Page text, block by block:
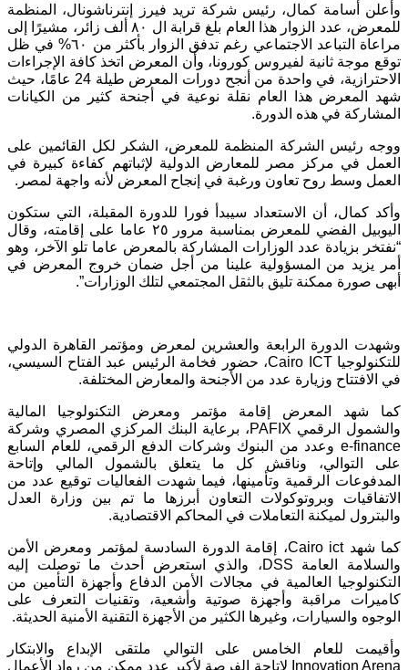
وأعلن أسامة كمال، رئيس شركة تريد فيرز إنترناشونال، المنظمة
للمعرض، عدد الزوار هذا العام بلغ قرابة ال ٨٠ ألف زائر، مشيرًا إلى
مراعاة التباعد الاجتماعي رغم تدفق الزوار بأكثر من ٦٠% في ظل
توقع موجة ثانية لفيروس كورونا، وأن المعرض اتخذ كافة الإجراءات
الاحترازية، في واحدة من أنجح دورات المعرض طيلة 24 عامًا، حيث
شهد المعرض هذا العام نقلة نوعية في أجنحة كثير من الكيانات
المشاركة في هذه الدورة.
ووجه رئيس الشركة المنظمة للمعرض، الشكر لكل القائمين على
العمل في مركز مصر للمعارض الدولية لإثباتهم كفاءة كبيرة في
العمل وسط روح تعاون ورغبة في إنجاح المعرض لأنه واجهة لمصر.
وأكد كمال، أن الاستعداد سيبدأ فورا للدورة المقبلة، التي ستكون
اليوبيل الفضي للمعرض بمناسبة مرور ٢٥ عاما على إقامته، وقال
“نفتخر بزيادة عدد الوزارات المشاركة بالمعرض عاما تلو الآخر، وهو
أمر يزيد من المسؤولية علينا من أجل ضمان خروج المعرض في
أبهى صورة ممكنة تليق بالثقل المجتمعي لتلك الوزارات”.
وشهدت الدورة الرابعة والعشرين لمعرض ومؤتمر القاهرة الدولي
للتكنولوجيا Cairo ICT، حضور فخامة الرئيس عبد الفتاح السيسي،
في الافتتاح وزيارة عدد من الأجنحة والمعارض المختلفة.
كما شهد المعرض إقامة مؤتمر ومعرض التكنولوجيا المالية
والشمول الرقمي PAFIX، برعاية البنك المركزي المصري وشركة
e-finance وعدد من البنوك وشركات الدفع الرقمي، للعام السابع
على التوالي، وناقش كل ما يتعلق بالشمول المالي وإتاحة
المدفوعات الرقمية وتأمينها، فيما شهدت الفعاليات توقيع عدد من
الاتفاقيات وبروتوكولات التعاون أبرزها ما تم بين وزارة العدل
والبترول لميكنة التعاملات في المحاكم الاقتصادية.
كما شهد Cairo ict، إقامة الدورة السادسة لمؤتمر ومعرض الأمن
والسلامة العامة DSS، والذي استعرض أحدث ما توصلت إليه
التكنولوجيا العالمية في مجالات الأمن الدفاع وأجهزة التأمين من
كاميرات مراقبة وأجهزة صوتية وأشعية، وتقنيات التعرف على
الوجوه والسيارات، وغيرها الكثير من الأجهزة التقنية الأمنية الحديثة.
وأقيمت للعام الخامس على التوالي ملتقى الإبداع والابتكار
Innovation Arena لإتاحة الفرصة لأكبر عدد ممكن من رواد الأعمال